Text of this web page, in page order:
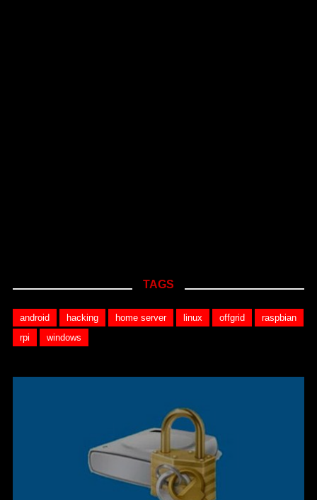
TAGS
android hacking home server linux offgrid
raspbian
rpi
windows